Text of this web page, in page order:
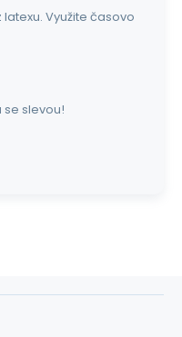
Využite časovo
se slevou!